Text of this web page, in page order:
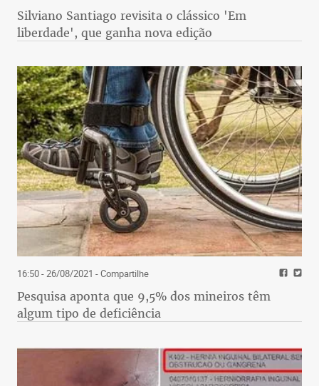
Silviano Santiago revisita o clássico 'Em
liberdade', que ganha nova edição
16:50 - 26/08/2021 - Compartilhe
Pesquisa aponta que 9,5% dos mineiros têm
algum tipo de deficiência